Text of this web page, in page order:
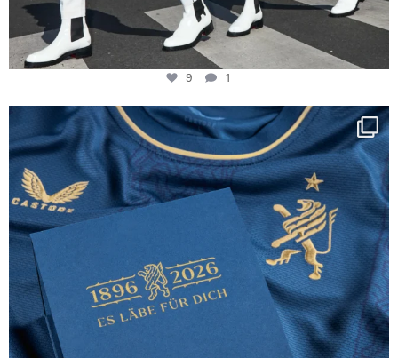
9 1
Happy Birthday FCZ
130 years filled ...
127
3